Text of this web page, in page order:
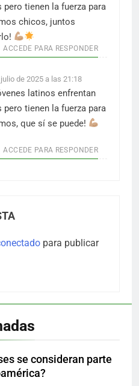
tienen la fuerza para
chicos, juntos
ACCEDE PARA RESPONDER
de 2025 a las 21:18
latinos enfrentan
tienen la fuerza para
que sí se puede!
ACCEDE PARA RESPONDER
para publicar
se consideran parte